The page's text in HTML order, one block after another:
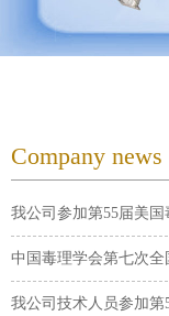
Company news
我公司参加第55届美
中国毒理学会第七次全
我公司技术人员参加